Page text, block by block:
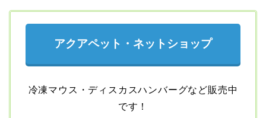
アクアペット・ネットショップ
冷凍マウス・ディスカスハンバーグなど販売中
です！